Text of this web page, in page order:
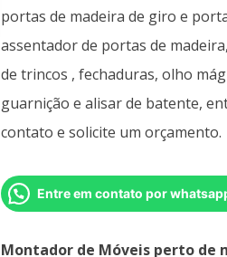
portas de madeira de giro e
assentador de portas de
de trincos , fechaduras, olho
guarnição e alisar de batente,
contato e solicite um orçamento.
Entre em contato por
Montador de Móveis perto de